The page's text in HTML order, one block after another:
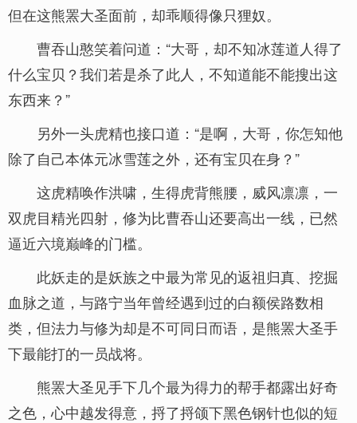
但在这熊罴大圣面前，却乖顺得像只狸奴。
曹吞山憨笑着问道：“大哥，却不知冰莲道人得了
什么宝贝？我们若是杀了此人，不知道能不能搜出这
东西来？”
另外一头虎精也接口道：“是啊，大哥，你怎知他
除了自己本体元冰雪莲之外，还有宝贝在身？”
这虎精唤作洪啸，生得虎背熊腰，威风凛凛，一
双虎目精光四射，修为比曹吞山还要高出一线，已然
逼近六境巅峰的门槛。
此妖走的是妖族之中最为常见的返祖归真、挖掘
血脉之道，与路宁当年曾经遇到过的白额侯路数相
类，但法力与修为却是不可同日而语，是熊罴大圣手
下最能打的一员战将。
熊罴大圣见手下几个最为得力的帮手都露出好奇
之色，心中越发得意，捋了捋颌下黑色钢针也似的短